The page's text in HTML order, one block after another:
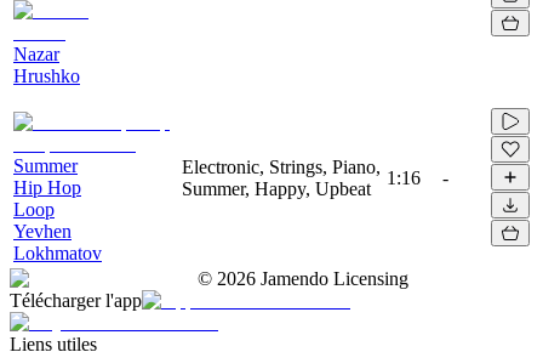
Nazar
Hrushko
Summer
Hip Hop
Loop
Yevhen
Lokhmatov
Electronic, Strings, Piano,
Summer, Happy, Upbeat
1:16 -
© 2026 Jamendo Licensing
Télécharger l'app
Liens utiles